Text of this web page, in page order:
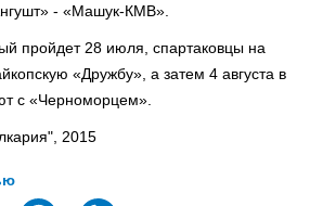
- «Машук-КМВ».
пройдет 28 июля, спартаковцы на
«Дружбу», а затем 4 августа в
с «Черноморцем».
2015